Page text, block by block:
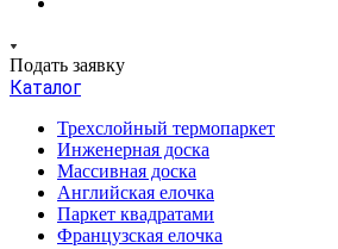
Подать заявку
Каталог
Трехслойный термопаркет
Инженерная доска
Массивная доска
Английская елочка
Паркет квадратами
Французская елочка